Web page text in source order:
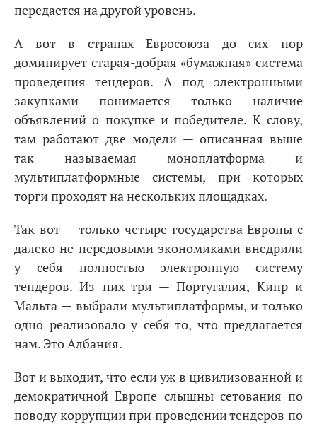
передается на другой уровень.
А вот в странах Евросоюза до сих пор
доминирует старая-добрая «бумажная» система
проведения тендеров. А под электронными
закупками понимается только наличие
объявлений о покупке и победителе. К слову,
там работают две модели — описанная выше
так называемая моноплатформа и
мультиплатформные системы, при которых
торги проходят на нескольких площадках.
Так вот — только четыре государства Европы с
далеко не передовыми экономиками внедрили
у себя полностью электронную систему
тендеров. Из них три — Португалия, Кипр и
Мальта — выбрали мультиплатформы, и только
одно реализовало у себя то, что предлагается
нам. Это Албания.
Вот и выходит, что если уж в цивилизованной и
демократичной Европе слышны сетования по
поводу коррупции при проведении тендеров по